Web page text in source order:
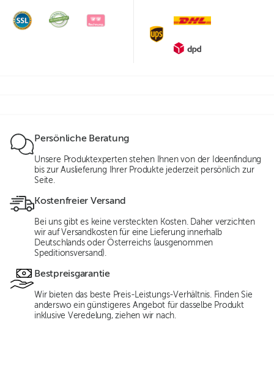
Persönliche Beratung
Unsere Produktexperten stehen Ihnen von der Ideenfindung
bis zur Auslieferung Ihrer Produkte jederzeit persönlich zur
Seite.
Kostenfreier Versand
Bei uns gibt es keine versteckten Kosten. Daher verzichten
wir auf Versandkosten für eine Lieferung innerhalb
Deutschlands oder Österreichs (ausgenommen
Speditionsversand).
Bestpreisgarantie
Wir bieten das beste Preis-Leistungs-Verhältnis. Finden Sie
anderswo ein günstigeres Angebot für dasselbe Produkt
inklusive Veredelung, ziehen wir nach.